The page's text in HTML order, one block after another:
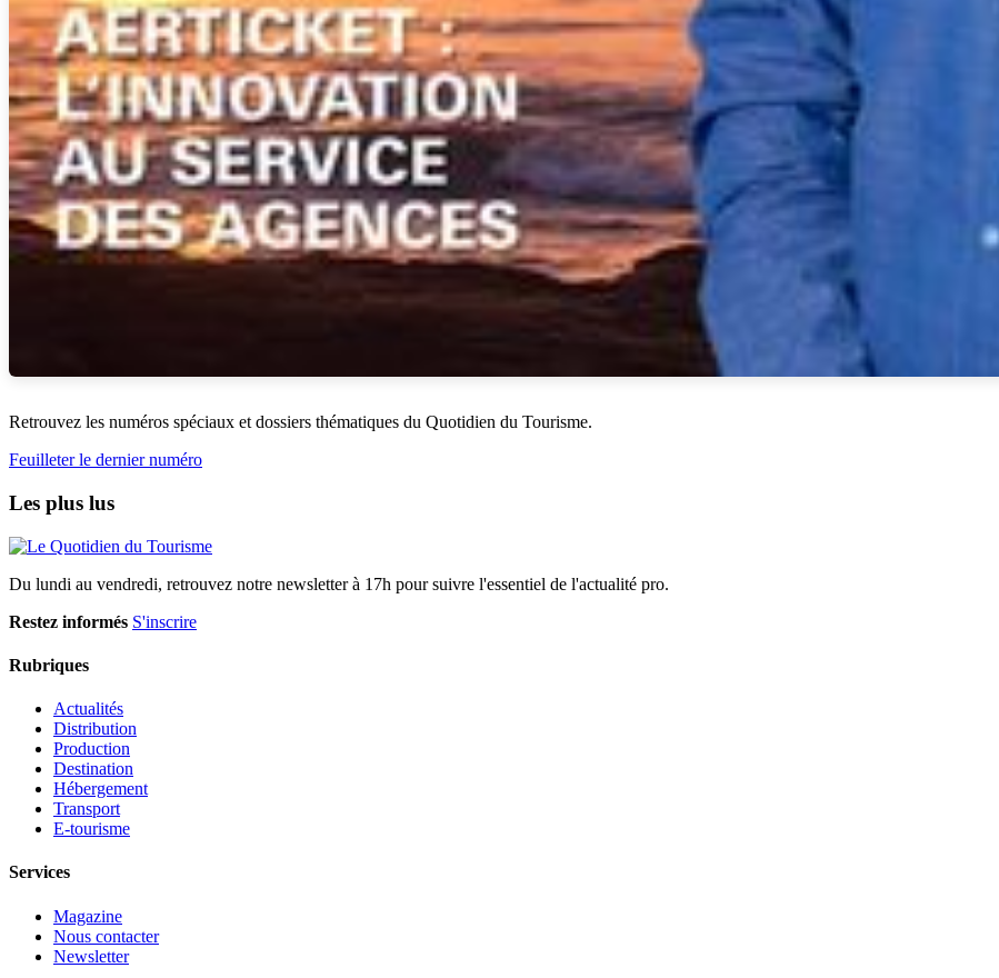
Retrouvez les numéros spéciaux et dossiers thématiques du Quotidien du Tourisme.
Feuilleter le dernier numéro
Les plus lus
Du lundi au vendredi, retrouvez notre newsletter à 17h pour suivre l'essentiel de l'actualité pro.
Restez informés S'inscrire
Rubriques
Actualités
Distribution
Production
Destination
Hébergement
Transport
E-tourisme
Services
Magazine
Nous contacter
Newsletter